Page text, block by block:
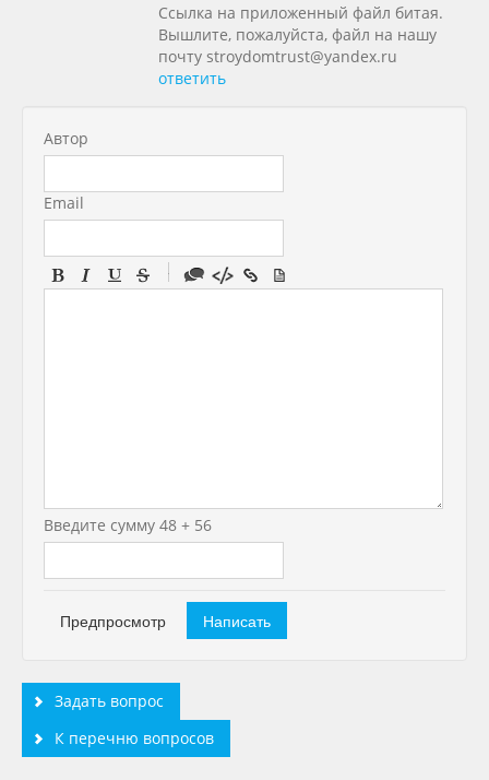
Ссылка на приложенный файл битая.
Вышлите, пожалуйста, файл на нашу
почту stroydomtrust@yandex.ru
ответить
Автор
Email
-
-
-
-
Введите сумму 48 + 56
Задать вопрос
К перечню вопросов